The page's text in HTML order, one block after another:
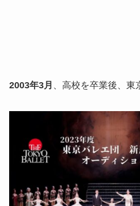
2003年3月 、高校を卒業後、東